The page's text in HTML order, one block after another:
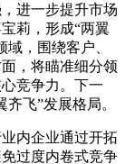
进一步提升市场
莉，形成“两翼
，围绕客户、
，将瞄准细分领
竞争力。下一
飞”发展格局。
内企业通过开拓
过度内卷式竞争